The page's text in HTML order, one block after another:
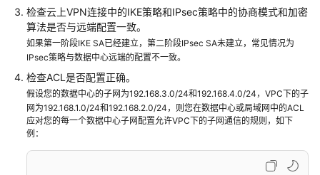
计
费
说
明
快
速
入
门
检查云上VPN连接中的IKE策略和IPsec策略中的协商模式和加密
算法是否与远端配置一致。
如果第一阶段IKE SA已经建立，第二阶段IPsec SA未建立，常见情况为
IPsec策略与数据中心远端的配置不一致。
检查ACL是否配置正确。
假设您的数据中心的子网为192.168.3.0/24和192.168.4.0/24，VPC下的子
网为192.168.1.0/24和192.168.2.0/24，则您在数据中心或局域网中的ACL
应对您的每一个数据中心子网配置允许VPC下的子网通信的规则，如下
例：